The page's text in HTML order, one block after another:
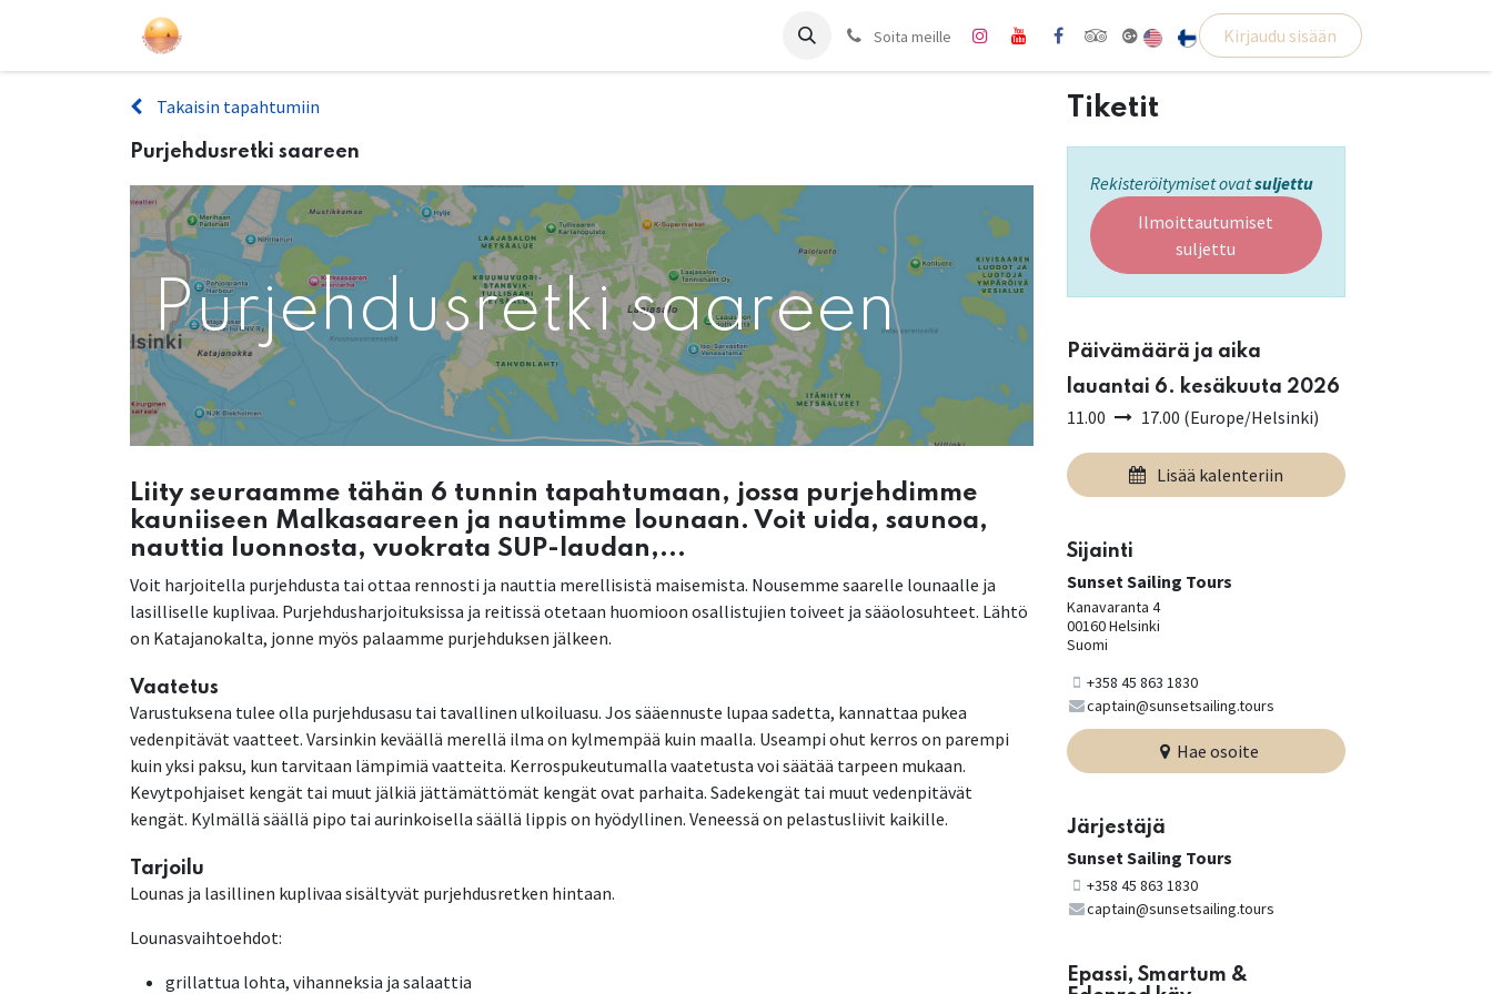
Ota yhteyttäSoita meille Kirjaudu sisään
Takaisin tapahtumiin
Purjehdusretki saareen
Purjehdusretki saareen
Liity seuraamme tähän 6 tunnin tapahtumaan, jossa purjehdimme
kauniiseen Malkasaareen ja nautimme lounaan. Voit uida, saunoa,
nauttia luonnosta, vuokrata SUP-laudan,...
Voit harjoitella purjehdusta tai ottaa rennosti ja nauttia merellisistä maisemista. Nousemme saarelle lounaalle ja
lasilliselle kuplivaa. Purjehdusharjoituksissa ja reitissä otetaan huomioon osallistujien toiveet ja sääolosuhteet. Lähtö
on Katajanokalta, jonne myös palaamme purjehduksen jälkeen.
Vaatetus
Varustuksena tulee olla purjehdusasu tai tavallinen ulkoiluasu. Jos sääennuste lupaa sadetta, kannattaa pukea
vedenpitävät vaatteet. Varsinkin keväällä merellä ilma on kylmempää kuin maalla. Useampi ohut kerros on parempi
kuin yksi paksu, kun tarvitaan lämpimiä vaatteita. Kerrospukeutumalla vaatetusta voi säätää tarpeen mukaan.
Kevytpohjaiset kengät tai muut jälkiä jättämättömät kengät ovat parhaita. Sadekengät tai muut vedenpitävät
kengät. Kylmällä säällä pipo tai aurinkoisella säällä lippis on hyödyllinen. Veneessä on pelastusliivit kaikille.
Tarjoilu
Lounas ja lasillinen kuplivaa sisältyvät purjehdusretken hintaan.
Lounasvaihtoehdot:
grillattua lohta, vihanneksia ja salaattia
Tiketit
Rekisteröitymiset ovatsuljettu
Ilmoittautumiset
suljettu
Päivämäärä ja aika
lauantai 6. kesäkuuta 2026
11.00 17.00 (Europe/Helsinki)
Lisää kalenteriin
Sijainti
Sunset Sailing Tours
Kanavaranta 4
00160 Helsinki
Suomi
+358 45 863 1830
captain@sunsetsailing.tours
Hae osoite
Järjestäjä
Sunset Sailing Tours
+358 45 863 1830
captain@sunsetsailing.tours
Epassi, Smartum &